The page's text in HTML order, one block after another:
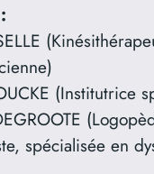
(Institutrice
spécialisée en